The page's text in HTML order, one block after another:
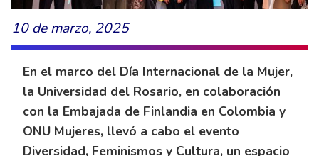
10 de marzo, 2025
En el marco del Día Internacional de la Mujer,
la Universidad del Rosario, en colaboración
con la Embajada de Finlandia en Colombia y
ONU Mujeres, llevó a cabo el evento
Diversidad, Feminismos y Cultura, un espacio